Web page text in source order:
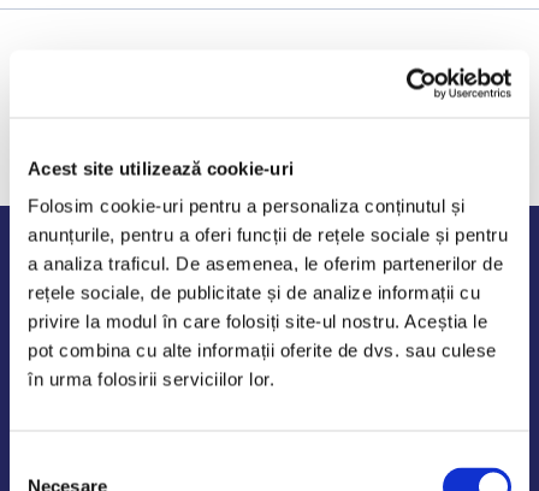
Acest site utilizează cookie-uri
Folosim cookie-uri pentru a personaliza conținutul și
anunțurile, pentru a oferi funcții de rețele sociale și pentru
a analiza traficul. De asemenea, le oferim partenerilor de
rețele sociale, de publicitate și de analize informații cu
privire la modul în care folosiți site-ul nostru. Aceștia le
pot combina cu alte informații oferite de dvs. sau culese
în urma folosirii serviciilor lor.
Necesare
Program de lucru
Luni - Vineri: 09:00-18:00
Sambata - Duminica: 10:00-14:00